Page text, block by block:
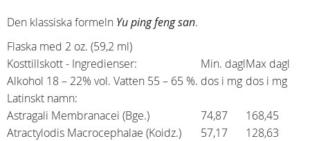
Den klassiska formeln Yu ping feng san.
Flaska med 2 oz. (59,2 ml)
Kosttillskott - Ingredienser:
Min. daglMax dagl
Alkohol 18 – 22% vol. Vatten 55 – 65 %. dos i mg dos i mg
Latinskt namn:
Astragali Membranacei (Bge.)
74,87
168,45
Atractylodis Macrocephalae (Koidz.)
57,17
128,63